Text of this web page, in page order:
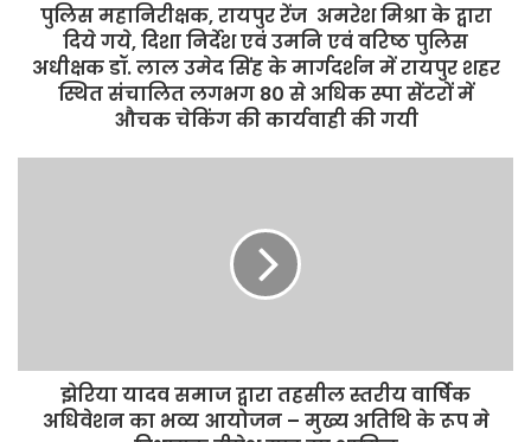
पुलिस महानिरीक्षक, रायपुर रेंज अमरेश मिश्रा के द्वारा
दिये गये, दिशा निर्देश एवं उमनि एवं वरिष्ठ पुलिस
अधीक्षक डॉ. लाल उमेद सिंह के मार्गदर्शन में रायपुर शहर
स्थित संचालित लगभग 80 से अधिक स्पा सेंटरों में
औचक चेकिंग की कार्यवाही की गयी
झेरिया यादव समाज द्वारा तहसील स्तरीय वार्षिक
अधिवेशन का भव्य आयोजन – मुख्य अतिथि के रूप मे